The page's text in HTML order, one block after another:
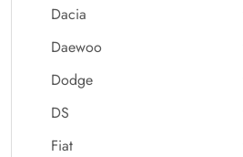
Dacia
Daewoo
Dodge
DS
Fiat